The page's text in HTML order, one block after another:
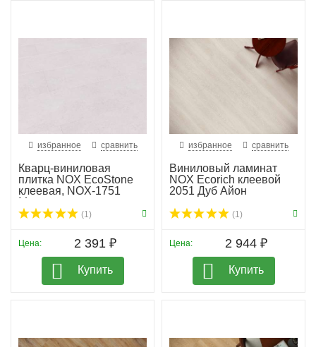
избранное сравнить
Кварц-виниловая
плитка NOX EcoStone
клеевая, NOX-1751
Мон...
(1)
Цена: 2 391 ₽
Купить
избранное сравнить
Виниловый ламинат
NOX Ecorich клеевой
2051 Дуб Айон
(1)
Цена: 2 944 ₽
Купить